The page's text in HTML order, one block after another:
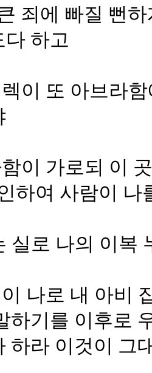
죄에 빠질 뻔
다 하고
이 또 아브라
이 가로되 이
하여 사람이
실로 나의 이복
나로 내 아비
하기를 이후로
하라 이것이 그